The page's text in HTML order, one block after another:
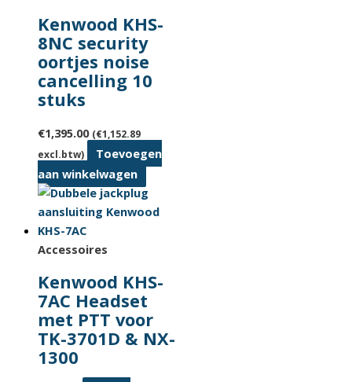
Kenwood KHS-
8NC security
oortjes noise
cancelling 10
stuks
€1,395.00 (€1,152.89
excl.btw)
Toevoegen
aan winkelwagen
Accessoires
Kenwood KHS-
7AC Headset
met PTT voor
TK-3701D & NX-
1300